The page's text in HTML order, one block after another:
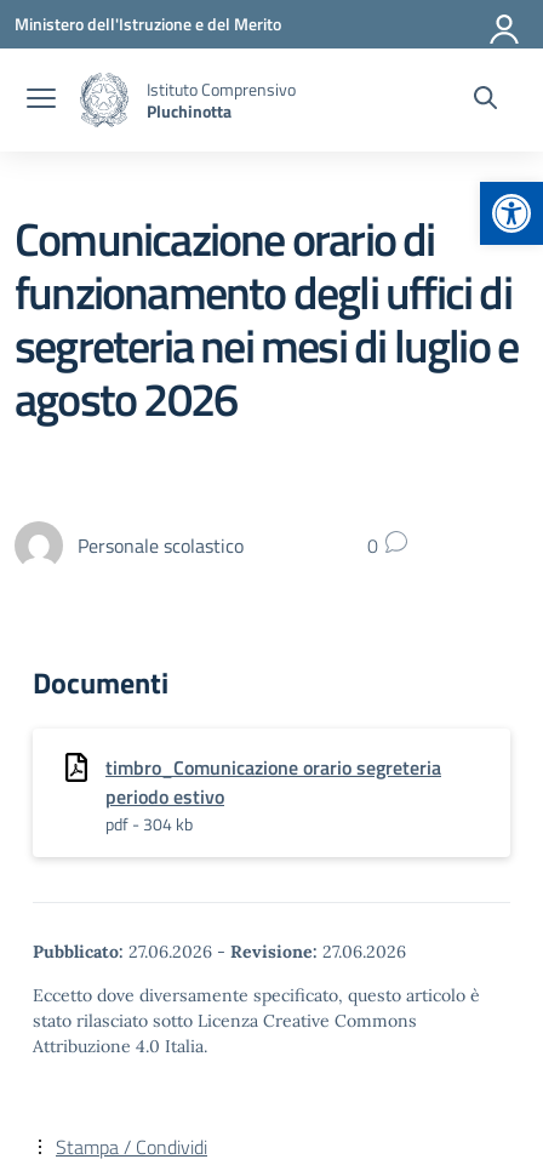
Vai ai contenuti
Vai al menu di navigazione
Vai al footer
Ministero dell'Istruzione e del Merito
Istituto Comprensivo
Pluchinotta
Comunicazione orario di
funzionamento degli uffici di
segreteria nei mesi di luglio e
agosto 2026
Personale scolastico 0
Documenti
timbro_Comunicazione orario segreteria
periodo estivo
pdf - 304 kb
Pubblicato: 27.06.2026 - Revisione: 27.06.2026
Eccetto dove diversamente specificato, questo articolo è
stato rilasciato sotto Licenza Creative Commons
Attribuzione 4.0 Italia.
Stampa / Condividi